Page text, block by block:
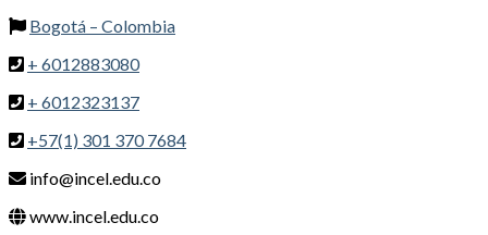
Bogotá – Colombia
+ 6012883080
+ 6012323137
+57(1) 301 370 7684
info@incel.edu.co
www.incel.edu.co